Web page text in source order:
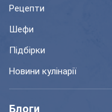
Рецепти
Шефи
Підбірки
Новини кулінарії
Блоги